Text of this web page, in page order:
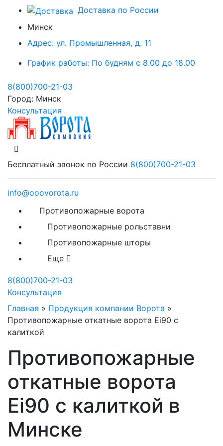
Доставка по России
Минск
Адрес: ул. Промышленная, д. 11
График работы: По будням с 8.00 до 18.00
8(800)700-21-03
Город: Минск
Консультация
Бесплатный звонок по России 8(800)700-21-03
info@ooovorota.ru
Противопожарные ворота
Противопожарные рольставни
Противопожарные шторы
Еще
8(800)700-21-03
Консультация
Главная » Продукция компании Ворота »
Противопожарные откатные ворота Ei90 с
калиткой
Противопожарные
откатные ворота
Ei90 с калиткой в
Минске